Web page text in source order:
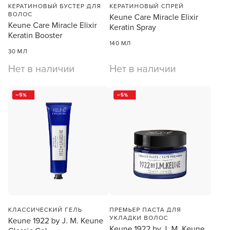
КЕРАТИНОВЫЙ БУСТЕР ДЛЯ
ВОЛОС
Keune Care Miracle Elixir
Keratin Booster
30 МЛ
Нет в наличии
КЕРАТИНОВЫЙ СПРЕЙ
Keune Care Miracle Elixir
Keratin Spray
140 МЛ
Нет в наличии
5
КЛАССИЧЕСКИЙ ГЕЛЬ
Keune 1922 by J. M. Keune
5
ПРЕМЬЕР ПАСТА ДЛЯ
УКЛАДКИ ВОЛОС